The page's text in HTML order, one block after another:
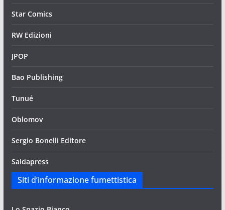
Star Comics
RW Edizioni
JPOP
Bao Publishing
Tunué
Oblomov
Sergio Bonelli Editore
Saldapress
Siti d’informazione fumettistica